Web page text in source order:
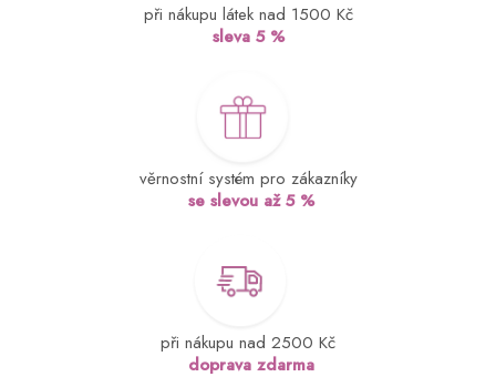
při nákupu látek nad 1500 Kč
sleva 5 %
věrnostní systém pro zákazníky
se slevou až 5 %
při nákupu nad 2500 Kč
doprava zdarma